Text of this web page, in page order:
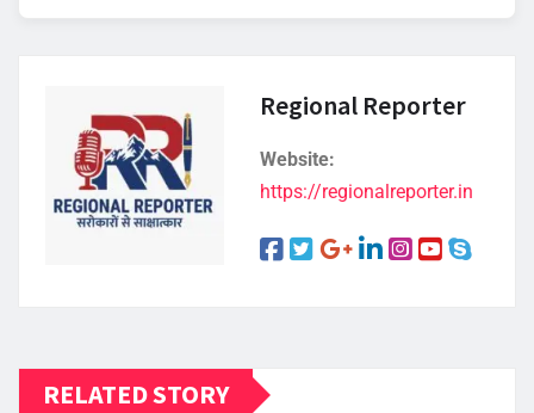
Regional Reporter
Website:
https://regionalreporter.in
RELATED STORY